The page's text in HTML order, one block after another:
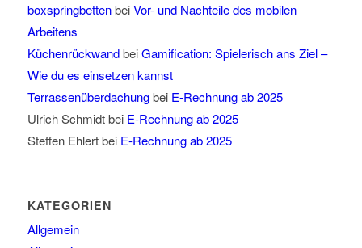
boxspringbettenbeiVor- und Nachteile des mobilen
Arbeitens
KüchenrückwandbeiGamification: Spielerisch ans Ziel –
Wie du es einsetzen kannst
Terrassenüberdachungbei E-Rechnung ab 2025
Ulrich Schmidtbei E-Rechnung ab 2025
Steffen Ehlertbei E-Rechnung ab 2025
KATEGORIEN
Allgemein